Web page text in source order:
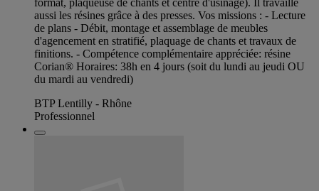
format, plaqueuse de chants et centre d'usinage). Il travaille
aussi les résines grâce à des presses. Vos missions : - Lecture
de plans - Débit, montage et assemblage de meubles
d'agencement en stratifié, plaquage de chants et travaux de
finitions. - Compétence complémentaire appréciée: résine
Corian® Horaires: 38h en 4 jours (soit du lundi au jeudi OU
du mardi au vendredi)
BTP Lentilly - Rhône
Professionnel